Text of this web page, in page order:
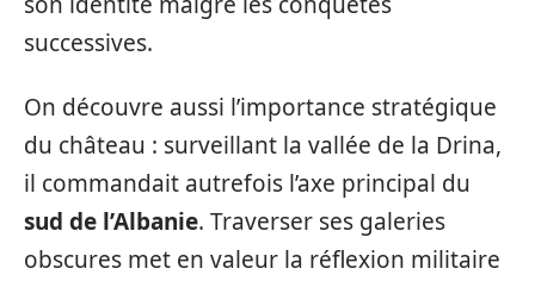
successives.
On découvre aussi l’importance stratégique
du château : surveillant la vallée de la Drina,
il commandait autrefois l’axe principal du
sud de l’Albanie. Traverser ses galeries
obscures met en valeur la réflexion militaire